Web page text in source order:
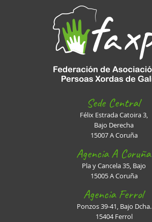
Sede Central
Félix Estrada Catoira 3,
Bajo Derecha
15007 A Coruña
Agencia A Coruña
Pla y Cancela 35, Bajo
15005 A Coruña
Agencia Ferrol
Ponzos 39-41, Bajo Dcha.
15404 Ferrol